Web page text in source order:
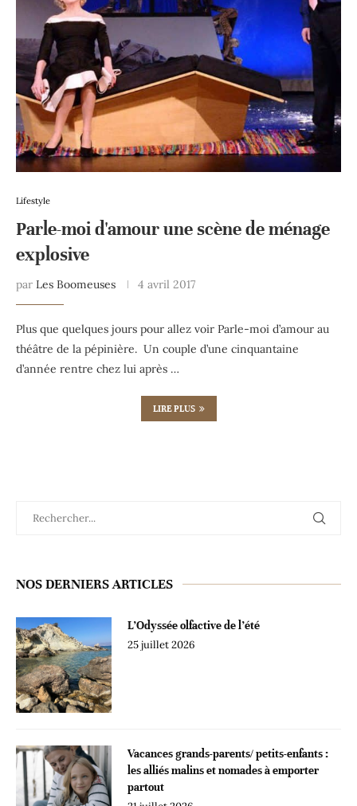
Lifestyle
Parle-moi d'amour une scène de ménage
explosive
par Les Boomeuses 4 avril 2017
Plus que quelques jours pour allez voir Parle-moi d’amour au
théâtre de la pépinière. Un couple d’une cinquantaine
d’année rentre chez lui après …
LIRE PLUS
NOS DERNIERS ARTICLES
L’Odyssée olfactive de l’été
25 juillet 2026
Vacances grands-parents/ petits-enfants :
les alliés malins et nomades à emporter
partout